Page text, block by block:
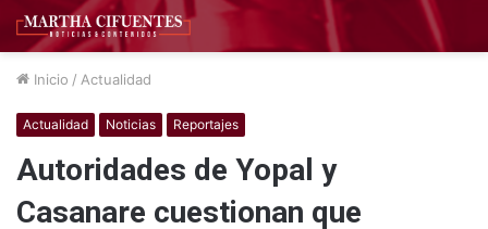
Inicio / Actualidad
Actualidad Noticias Reportajes
Autoridades de Yopal y
Casanare cuestionan que